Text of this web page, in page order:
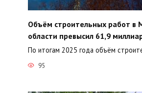
Объём строительных работ в
области превысил 61,9
По итогам 2025 года объём
95